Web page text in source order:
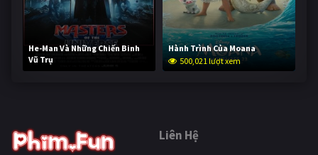
He-Man Và Những Chiến Binh
Vũ Trụ
249,522 lượt xem
Hành Trình Của Moana
500,021 lượt xem
Liên Hệ